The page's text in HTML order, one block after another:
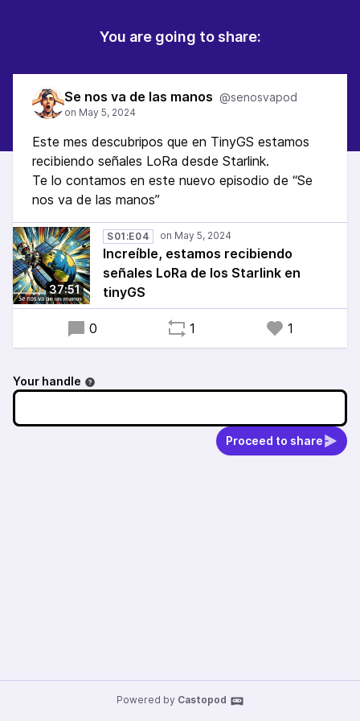
You are going to share:
Se nos va de las manos @senosvapod
Este mes descubripos que en TinyGS estamos
recibiendo señales LoRa desde Starlink.
Te lo contamos en este nuevo episodio de “Se
nos va de las manos”
37:51
S01:E04
Increíble, estamos recibiendo
señales LoRa de los Starlink en
tinyGS
0 1 1
Your handle
Proceed to share
Powered by Castopod